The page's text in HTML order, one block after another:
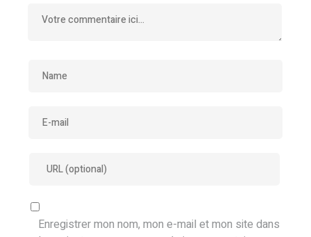
Enregistrer mon nom, mon e-mail et mon site dans